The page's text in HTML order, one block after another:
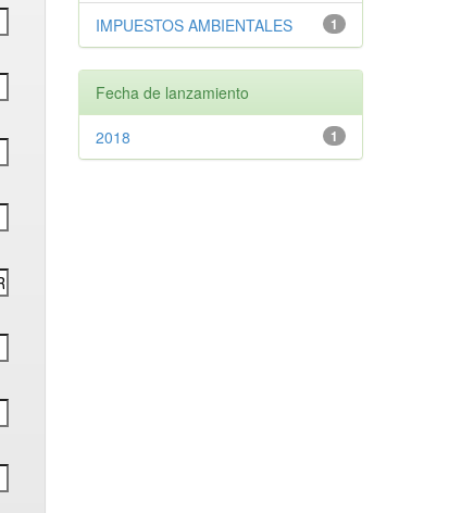
1
IMPUESTOS AMBIENTALES
Fecha de lanzamiento
1
2018